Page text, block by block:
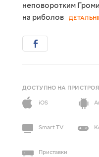
неповоротким
на риболов
ДОСТУПНО НА
iOS
Smart TV
Приставки